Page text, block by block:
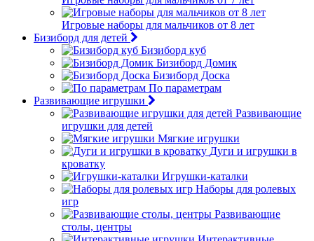
Игровые наборы для мальчиков от 8 лет
Бизиборд для детей
Бизиборд куб
Бизиборд Домик
Бизиборд Доска
По параметрам
Развивающие игрушки
Развивающие
игрушки для детей
Мягкие игрушки
Дуги и игрушки в
кроватку
Игрушки-каталки
Наборы для ролевых
игр
Развивающие
столы, центры